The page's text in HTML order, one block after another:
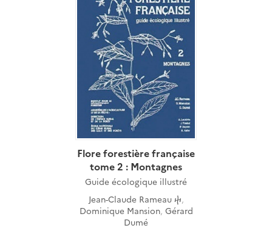
Flore forestière française
tome 2 : Montagnes
Guide écologique illustré
Jean-Claude Rameau ⴕ,
Dominique Mansion, Gérard
Dumé